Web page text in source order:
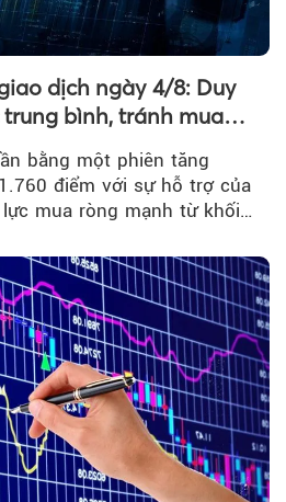
dịch ngày 4/8: Duy
bình, tránh mua
bằng một phiên tăng
điểm với sự hỗ trợ của
mua ròng mạnh từ khối